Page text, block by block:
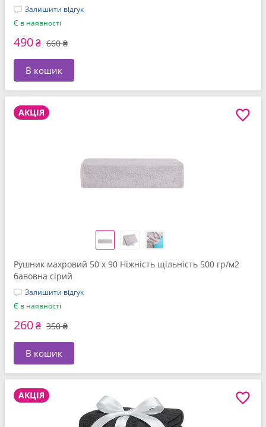
Залишити відгук
Є в наявності
490₴ 660 ₴
В кошик
АКЦІЯ
Рушник махровий 50 x 90 Ніжність щільність 500 гр/м2
бавовна сірий
Залишити відгук
Є в наявності
260₴ 350 ₴
В кошик
АКЦІЯ